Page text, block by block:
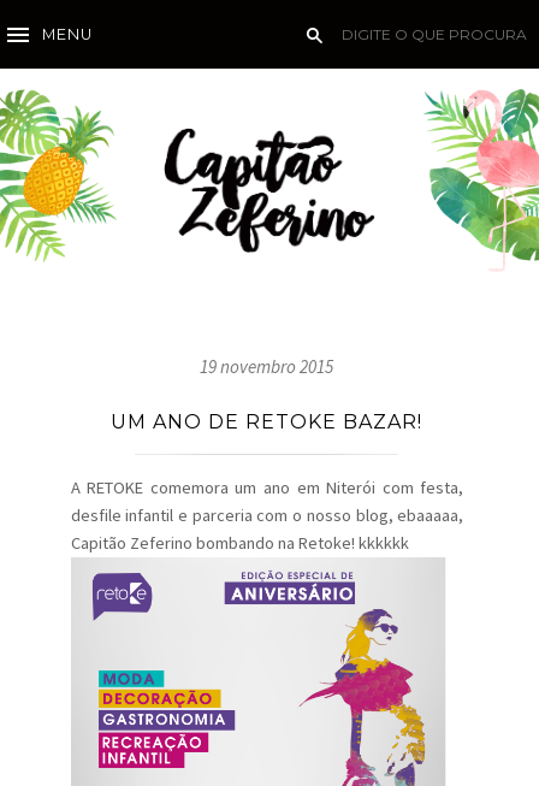
MENU
19 novembro 2015
UM ANO DE RETOKE BAZAR!
A RETOKE comemora um ano em Niterói com festa,
desfile infantil e parceria com o nosso blog, ebaaaaa,
Capitão Zeferino bombando na Retoke! kkkkkk